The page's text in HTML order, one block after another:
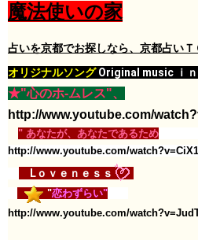
魔法使いの家
占いを京都でお探しなら、京都占い
オリジナルソングOriginal music ｉｎ
★"心のホ-ムレス"、
http://www.youtube.com/
" あなたが、あなたであるため
http://www.youtube.com/
Lｏｖｅｎｅｓｓ
"恋わずらい"
http://www.youtube.com/